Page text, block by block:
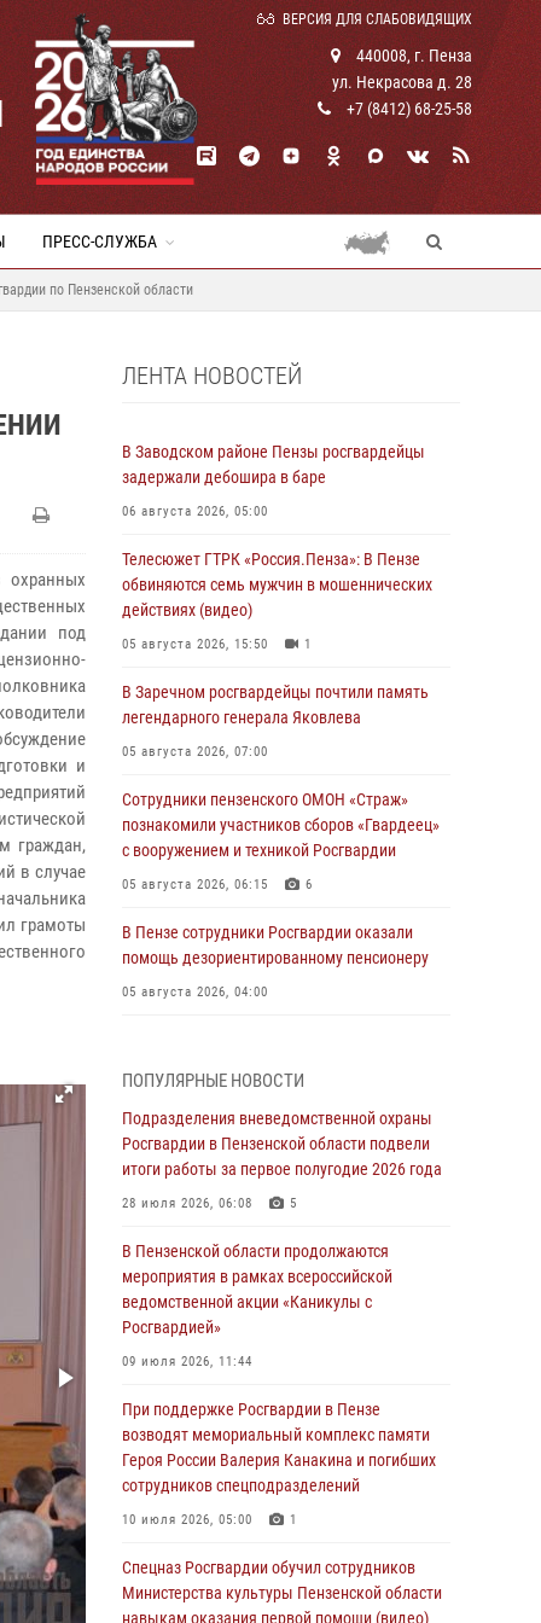
ВЕРСИЯ ДЛЯ СЛАБОВИДЯЩИХ
440008, г. Пенза
ул. Некрасова д. 28
+7 (8412) 68-25-58
ПРЕСС-СЛУЖБА
по Пензенской области
охранных
под
и
граждан,
в случае
грамоты
ЛЕНТА НОВОСТЕЙ
В Заводском районе Пензы росгвардейцы
задержали дебошира в баре
06 августа 2026, 05:00
Телесюжет ГТРК «Россия.Пенза»: В Пензе
обвиняются семь мужчин в мошеннических
действиях (видео)
05 августа 2026, 15:50 1
В Заречном росгвардейцы почтили память
легендарного генерала Яковлева
05 августа 2026, 07:00
Сотрудники пензенского ОМОН «Страж»
познакомили участников сборов «Гвардеец»
с вооружением и техникой Росгвардии
05 августа 2026, 06:15 6
В Пензе сотрудники Росгвардии оказали
помощь дезориентированному пенсионеру
05 августа 2026, 04:00
маскировавшейся под реабилитационный
центр (видео)
04 августа 2026, 07:05 4 1
В Управлении Росгвардии по Пензенской
полугодие 2026 года
04 августа 2026, 06:08
Росгвардия обеспечила безопасность
праздничных мероприятий в День ВДВ в
03 августа 2026, 07:14 1
В Пензе сотрудники Росгвардии задержали
мужчину, который криками и нецензурной
бранью напугал жильцов многоквартирного
03 августа 2026, 05:59
ПОПУЛЯРНЫЕ НОВОСТИ
Подразделения вневедомственной охраны
Росгвардии в Пензенской области подвели
итоги работы за первое полугодие 2026 года
28 июля 2026, 06:08 5
В Пензенской области продолжаются
мероприятия в рамках всероссийской
ведомственной акции «Каникулы с
Росгвардией»
09 июля 2026, 11:44
При поддержке Росгвардии в Пензе
возводят мемориальный комплекс памяти
Героя России Валерия Канакина и погибших
сотрудников спецподразделений
10 июля 2026, 05:00 1
Спецназ Росгвардии обучил сотрудников
Министерства культуры Пензенской области
навыкам оказания первой помощи (видео)